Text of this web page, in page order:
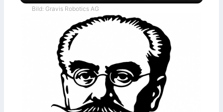
Bild: Gravis Robotics AG